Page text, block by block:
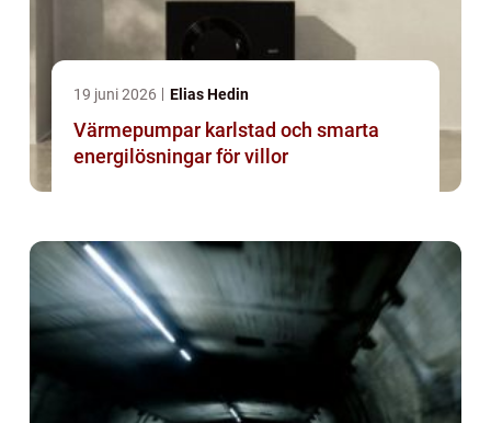
19 juni 2026 Elias Hedin
Värmepumpar karlstad och smarta
energilösningar för villor